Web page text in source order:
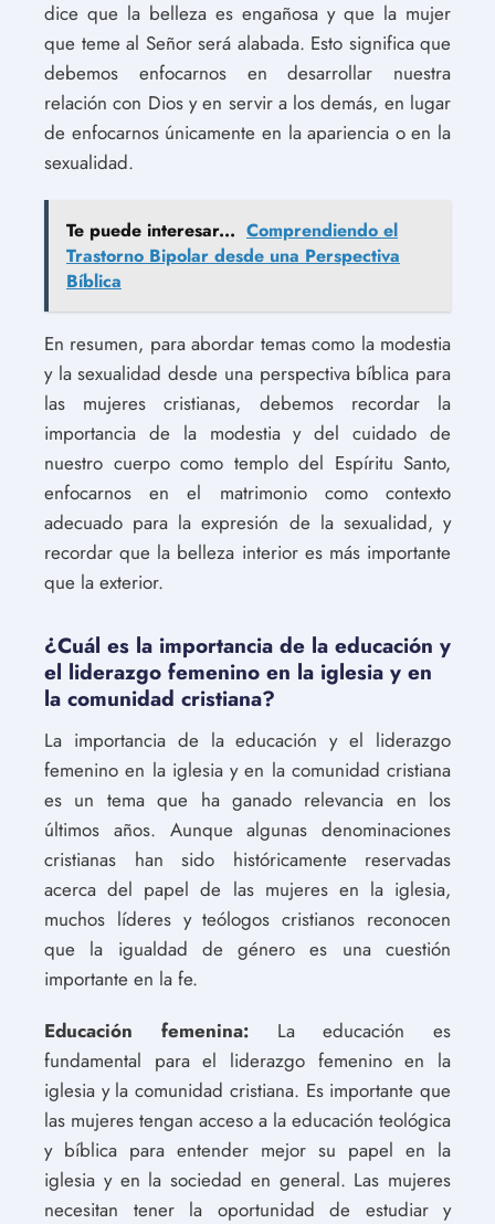
dice que la belleza es engañosa y que la mujer
que teme al Señor será alabada. Esto significa que
debemos enfocarnos en desarrollar nuestra
relación con Dios y en servir a los demás, en lugar
de enfocarnos únicamente en la apariencia o en la
sexualidad.
Te puede interesar... Comprendiendo el
Trastorno Bipolar desde una Perspectiva
Bíblica
En resumen, para abordar temas como la modestia
y la sexualidad desde una perspectiva bíblica para
las mujeres cristianas, debemos recordar la
importancia de la modestia y del cuidado de
nuestro cuerpo como templo del Espíritu Santo,
enfocarnos en el matrimonio como contexto
adecuado para la expresión de la sexualidad, y
recordar que la belleza interior es más importante
que la exterior.
¿Cuál es la importancia de la educación y
el liderazgo femenino en la iglesia y en
la comunidad cristiana?
La importancia de la educación y el liderazgo
femenino en la iglesia y en la comunidad cristiana
es un tema que ha ganado relevancia en los
últimos años. Aunque algunas denominaciones
cristianas han sido históricamente reservadas
acerca del papel de las mujeres en la iglesia,
muchos líderes y teólogos cristianos reconocen
que la igualdad de género es una cuestión
importante en la fe.
Educación femenina:La educación es
fundamental para el liderazgo femenino en la
iglesia y la comunidad cristiana. Es importante que
las mujeres tengan acceso a la educación teológica
y bíblica para entender mejor su papel en la
iglesia y en la sociedad en general. Las mujeres
necesitan tener la oportunidad de estudiar y